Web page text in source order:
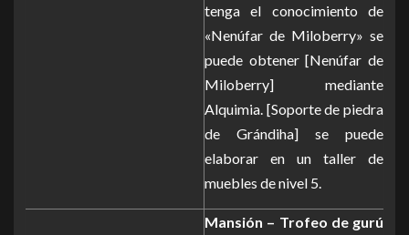
tenga el conocimiento de
«Nenúfar de Miloberry» se
puede obtener [Nenúfar de
Miloberry] mediante
Alquimia. [Soporte de piedra
de Grándiha] se puede
elaborar en un taller de
muebles de nivel 5.
Mansión – Trofeo de gurú